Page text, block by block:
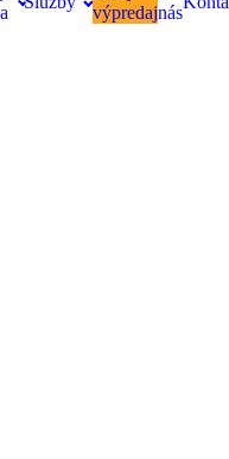
výpredajnás